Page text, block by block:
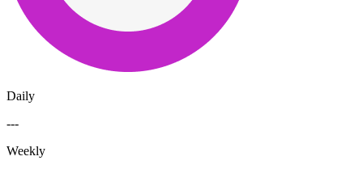
Daily
---
Weekly